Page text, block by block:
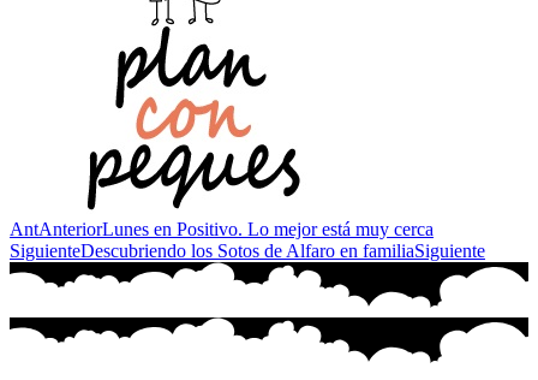
AntAnteriorLunes en Positivo. Lo mejor está muy cerca
SiguienteDescubriendo los Sotos de Alfaro en familiaSiguiente